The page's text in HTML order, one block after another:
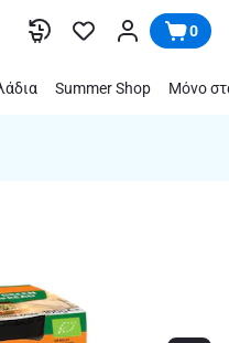
0
Summer Shop Μόνο